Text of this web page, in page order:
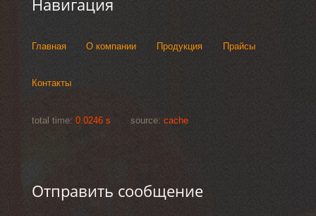
Главная О компании Продукция Прайсы
Контакты
total time: 0.0246 s source:cache
Отправить сообщение